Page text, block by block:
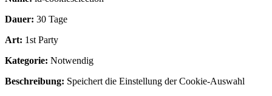
Dauer: 30 Tage
Art: 1st Party
Kategorie: Notwendig
Beschreibung: Speichert die Einstellung der Cookie-Auswahl